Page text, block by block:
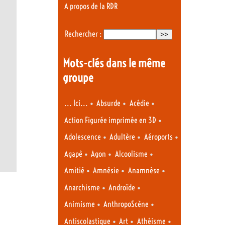
A propos de la RDR
Rechercher :
Mots-clés dans le même
groupe
... Ici... • Absurde • Acédie •
Action Figurée imprimée en 3D •
Adolescence • Adultère • Aéroports•
Agapè • Agon • Alcoolisme •
Amitié • Amnésie • Anamnèse •
Anarchisme • Androïde •
Animisme • AnthropoScène •
Antiscolastique • Art • Athéisme •